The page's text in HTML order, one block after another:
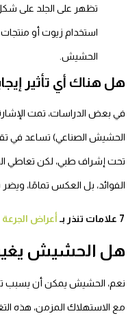
تظهر على الجلد على شكل
استخدام زيوت أو منتجات
الحشيش.
هناك أي تأثير
الصناعي) تساعد في تقليل
إشراف طبي، لكن تعاطي
بل العكس تمامًا، ويضر
أعراض الجرعة
الحشيش يغير
الحشيش يمكن أن يسبب تغير
الاستهلاك المزمن، هذه التغيرات